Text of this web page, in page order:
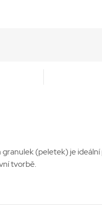
(peletek) je
tvorbě.